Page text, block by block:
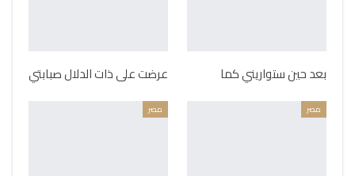
بعد حين ستواريني كما عرضت على ذات الدلال صبابتي
مصر مصر